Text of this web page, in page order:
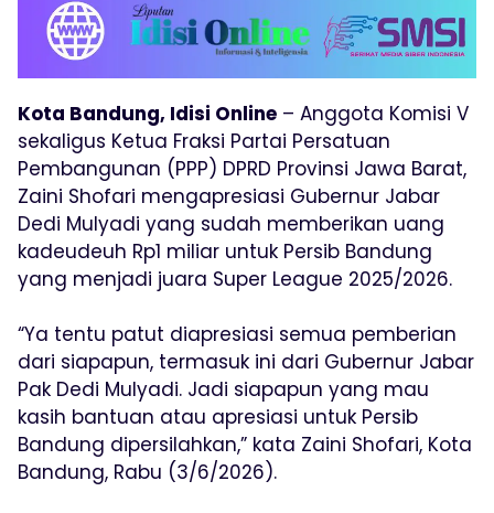
Kota Bandung, Idisi Online – Anggota Komisi V
sekaligus Ketua Fraksi Partai Persatuan
Pembangunan (PPP) DPRD Provinsi Jawa Barat,
Zaini Shofari mengapresiasi Gubernur Jabar
Dedi Mulyadi yang sudah memberikan uang
kadeudeuh Rp1 miliar untuk Persib Bandung
yang menjadi juara Super League 2025/2026.
“Ya tentu patut diapresiasi semua pemberian
dari siapapun, termasuk ini dari Gubernur Jabar
Pak Dedi Mulyadi. Jadi siapapun yang mau
kasih bantuan atau apresiasi untuk Persib
Bandung dipersilahkan,” kata Zaini Shofari, Kota
Bandung, Rabu (3/6/2026).